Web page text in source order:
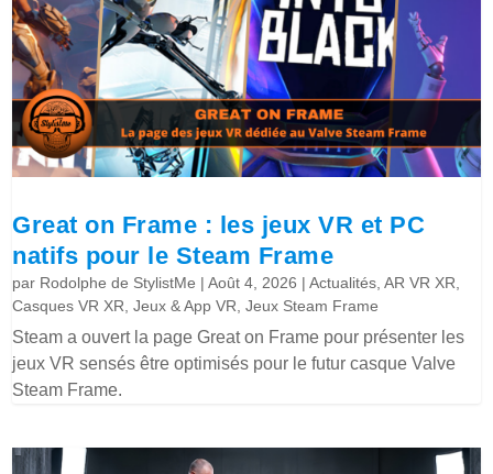
Great on Frame : les jeux VR et PC
natifs pour le Steam Frame
par Rodolphe de StylistMe |Août 4, 2026 |Actualités ,AR VR XR
Casques VR XR ,Jeux & App VR ,Jeux Steam Frame
Steam a ouvert la page Great on Frame pour présenter les
jeux VR sensés être optimisés pour le futur casque Valve
Steam Frame.